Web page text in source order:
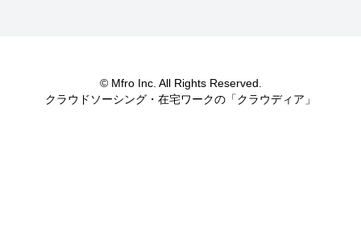
© Mfro Inc. All Rights Reserved.
クラウドソーシング・在宅ワークの「クラウディア」